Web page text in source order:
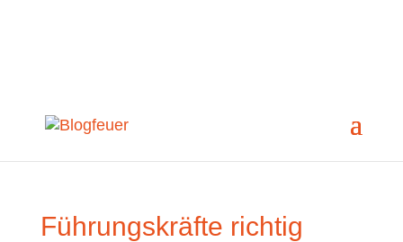
Führungskräfte richtig